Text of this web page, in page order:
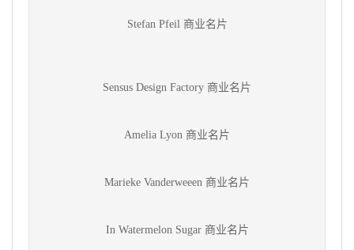
Stefan Pfeil 商业名片
Sensus Design Factory 商业名片
Amelia Lyon 商业名片
Marieke Vanderweeen 商业名片
In Watermelon Sugar 商业名片